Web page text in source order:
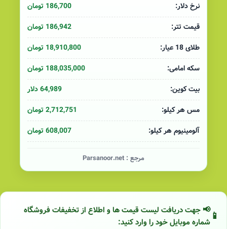
نرخ دلار:
186,700 تومان
قیمت تتر:
186,942 تومان
طلای 18 عیار:
18,910,800 تومان
سکه امامی:
188,035,000 تومان
بیت کوین:
64,989 دلار
مس هر کیلو:
2,712,751 تومان
آلومینیوم هر کیلو:
608,007 تومان
مرجع : Parsanoor.net
📢 جهت دریافت لیست قیمت ها و اطلاع از تخفیفات فروشگاه
شماره موبایل خود را وارد کنید: